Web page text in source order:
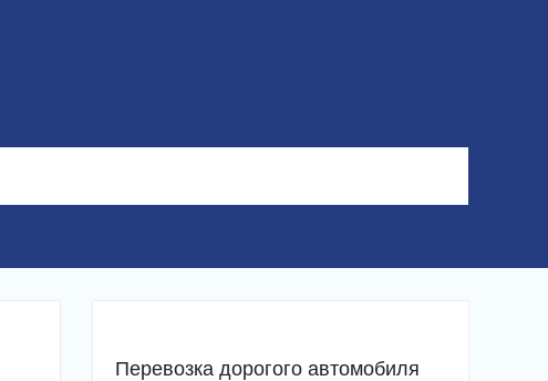
Перевозка дорогого автомобиля